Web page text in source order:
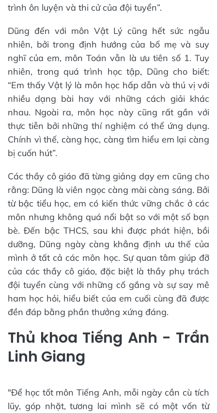
trình ôn luyện và thi cử của đội tuyển”.
Dũng đến với môn Vật Lý cũng hết sức ngẫu
nhiên, bởi trong định hướng của bố mẹ và suy
nghĩ của em, môn Toán vẫn là ưu tiên số 1. Tuy
nhiên, trong quá trình học tập, Dũng cho biết:
“Em thấy Vật lý là môn học hấp dẫn và thú vị với
nhiều dạng bài hay với những cách giải khác
nhau. Ngoài ra, môn học này cũng rất gần với
thực tiễn bởi những thí nghiệm có thể ứng dụng.
Chính vì thế, càng học, càng tìm hiểu em lại càng
bị cuốn hút”.
Các thầy cô giáo đã từng giảng dạy em cũng cho
rằng: Dũng là viên ngọc càng mài càng sáng. Bởi
từ bậc tiểu học, em có kiến thức vững chắc ở các
môn nhưng không quá nổi bật so với một số bạn
bè. Đến bậc THCS, sau khi được phát hiện, bồi
dưỡng, Dũng ngày càng khẳng định ưu thế của
mình ở tất cả các môn học. Sự quan tâm giúp đỡ
của các thầy cô giáo, đặc biệt là thầy phụ trách
đội tuyển cùng với những cố gắng và sự say mê
ham học hỏi, hiểu biết của em cuối cùng đã được
đền đáp bằng phần thưởng xứng đáng.
Thủ khoa Tiếng Anh - Trần
Linh Giang
"Để học tốt môn Tiếng Anh, mỗi ngày cần cù tích
lũy, góp nhặt, tương lai mình sẽ có một vốn từ